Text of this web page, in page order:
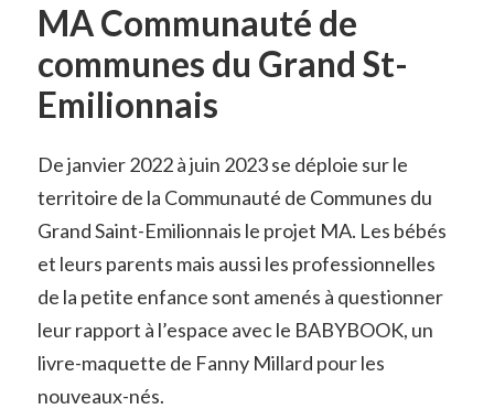
MA Communauté de
communes du Grand St-
Emilionnais
De janvier 2022 à juin 2023 se déploie sur le
territoire de la Communauté de Communes du
Grand Saint-Emilionnais le projet MA. Les bébés
et leurs parents mais aussi les professionnelles
de la petite enfance sont amenés à questionner
leur rapport à l’espace avec le BABYBOOK, un
livre-maquette de Fanny Millard pour les
nouveaux-nés.